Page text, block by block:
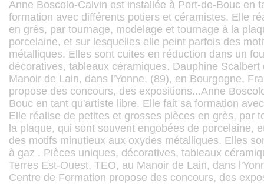
Anne Boscolo-Calvin est installée à Port-de-Bouc en
formation avec différents potiers et céramistes. Elle
en grès, par tournage, modelage et tournage à la
porcelaine, et sur lesquelles elle peint parfois des
métalliques. Elles sont cuites en réduction dans un
décoratives, tableaux céramiques. Dauphine
Manoir de Lain, dans l'Yonne, (89), en Bourgogne,
propose des concours, des expositions...Anne
Bouc en tant qu'artiste libre. Elle fait sa formation
Elle réalise de petites et grosses pièces en grès, par
la plaque, qui sont souvent engobées de porcelaine,
des motifs minutieux aux oxydes métalliques. Elles
à gaz . Pièces uniques, décoratives, tableaux
Terres Est-Ouest, TEO, au Manoir de Lain, dans
Centre de Formation propose des concours, des